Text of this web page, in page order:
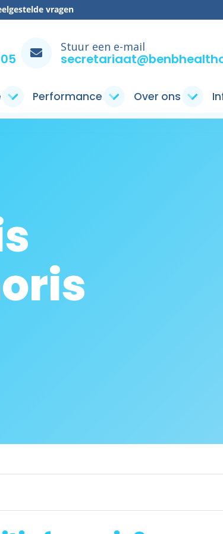
vragen
Stuur een e-mail
Performance Over ons